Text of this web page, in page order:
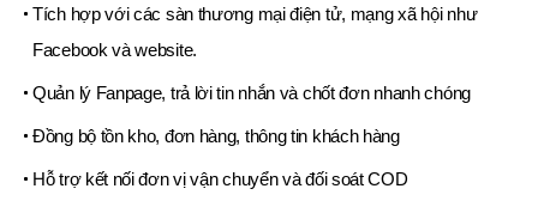
Tích hợp với các sàn thương mại điện tử, mạng xã hội như
Facebook và website.
Quản lý Fanpage, trả lời tin nhắn và chốt đơn nhanh chóng
Đồng bộ tồn kho, đơn hàng, thông tin khách hàng
Hỗ trợ kết nối đơn vị vận chuyển và đối soát COD